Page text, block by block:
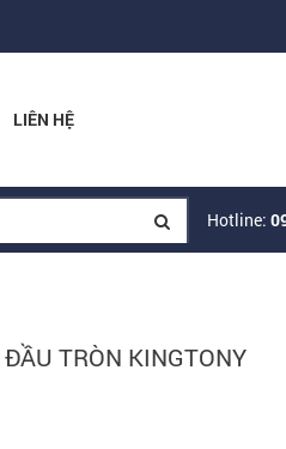
LIÊN HỆ
Hotline:
TRÒN KINGTONY